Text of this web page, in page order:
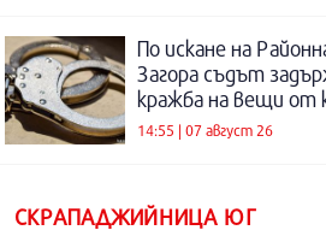
По искане на
Загора съдът
кражба на вещи от
14:55 | 07 август 26
СКРАПАДЖИЙНИЦА ЮГ